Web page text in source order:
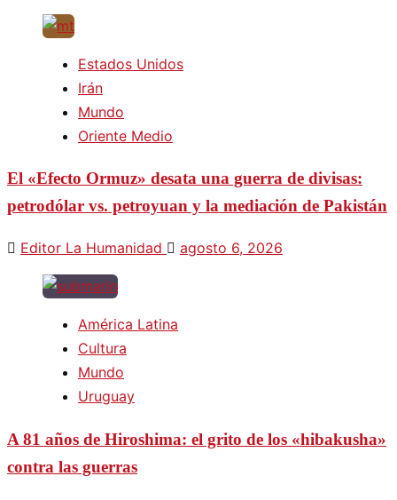
Estados Unidos
Irán
Mundo
Oriente Medio
El «Efecto Ormuz» desata una guerra de divisas:
petrodólar vs. petroyuan y la mediación de Pakistán
Editor La Humanidad agosto 6, 2026
América Latina
Cultura
Mundo
Uruguay
A 81 años de Hiroshima: el grito de los «hibakusha»
contra las guerras